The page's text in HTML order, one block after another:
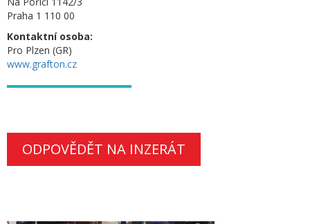
Praha 1 110 00
Kontaktní osoba:
Pro Plzen (GR)
www.grafton.cz
ODPOVĚDĚT NA INZERÁT